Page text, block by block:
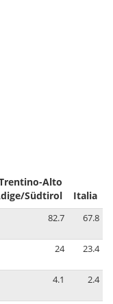
Alto
Südtirol
Italia
82.7 67.8
24 23.4
4.1 2.4